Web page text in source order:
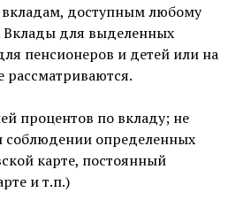
доступным любому
Вклады для выделенных
пенсионеров и детей или на
рассматриваются.
процентов по вкладу; не
соблюдении определенных
карте, постоянный
и т.п.)